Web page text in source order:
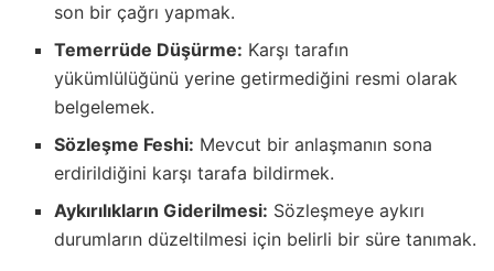
son bir çağrı yapmak.
Temerrüde Düşürme: Karşı tarafın
yükümlülüğünü yerine getirmediğini resmi olarak
belgelemek.
Sözleşme Feshi: Mevcut bir anlaşmanın sona
erdirildiğini karşı tarafa bildirmek.
Aykırılıkların Giderilmesi: Sözleşmeye aykırı
durumların düzeltilmesi için belirli bir süre tanımak.